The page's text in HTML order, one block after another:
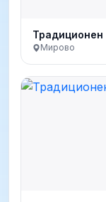
Традиционен
Мирово